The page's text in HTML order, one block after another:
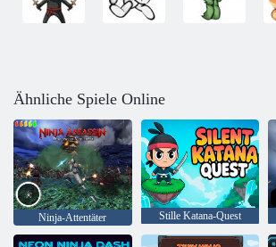
Ähnliche Spiele Online
Ninja-Attentäter Stille Katana-Quest